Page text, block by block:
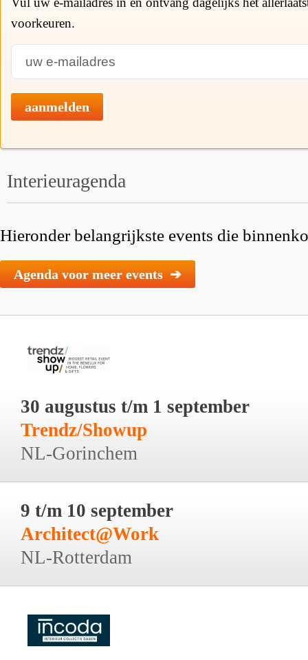
voorkeuren.
aanmelden
Interieuragenda
Hieronder belangrijkste events die
Agenda voor meer events ➔
30 augustus t/m 1 september
Trendz/Showup
NL-Gorinchem
9 t/m 10 september
Architect@Work
NL-Rotterdam